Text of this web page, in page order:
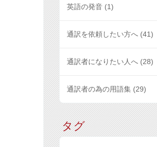
英語の発音 (1)
通訳を依頼したい方へ (41)
通訳者になりたい人へ (28)
通訳者の為の用語集 (29)
タグ